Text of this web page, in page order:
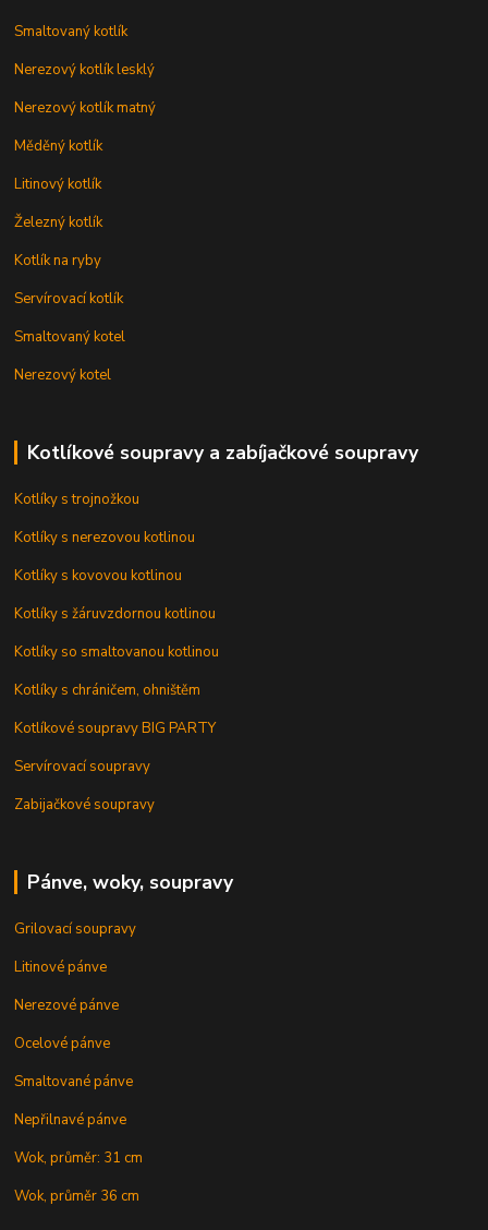
Smaltovaný kotlík
Nerezový kotlík lesklý
Nerezový kotlík matný
Měděný kotlík
Litinový kotlík
Železný kotlík
Kotlík na ryby
Servírovací kotlík
Smaltovaný kotel
Nerezový kotel
Kotlíkové soupravy a zabíjačkové soupravy
Kotlíky s trojnožkou
Kotlíky s nerezovou kotlinou
Kotlíky s kovovou kotlinou
Kotlíky s žáruvzdornou kotlinou
Kotlíky so smaltovanou kotlinou
Kotlíky s chráničem, ohništěm
Kotlíkové soupravy BIG PARTY
Servírovací soupravy
Zabijačkové soupravy
Pánve, woky, soupravy
Grilovací soupravy
Litinové pánve
Nerezové pánve
Ocelové pánve
Smaltované pánve
Nepřilnavé pánve
Wok, průměr: 31 cm
Wok, průměr 36 cm